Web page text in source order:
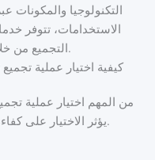
التكنولوجيا والمكونات
الاستخدامات، تتوفر
التجميع من خلال الفتحات السطحية وبأسعار معقولة.
7. كيفية اختيار عملية
من المهم اختيار عملية
يؤثر الاختيار على كفاءة التصنيع والتكلفة وأداء المنتج النهائي.